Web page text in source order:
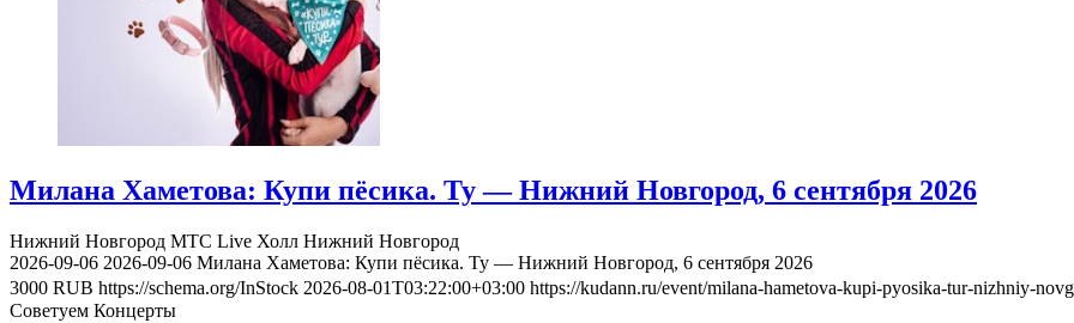
Милана Хаметова: Купи пёсика. Ту — Нижний Новгород, 6 сентября 2026
Нижний Новгород МТС Live Холл Нижний Новгород
2026-09-06 2026-09-06 Милана Хаметова: Купи пёсика. Ту — Нижний Новгород, 6 сентября 2026
3000 RUB https://schema.org/InStock 2026-08-01T03:22:00+03:00 https://kudann.ru/event/milana-hametova-kupi-pyosika-tur-nizhniy-
Советуем Концерты